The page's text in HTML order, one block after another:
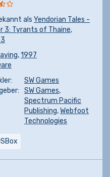
als Yendorian Tales -
3: Tyrants of Thaine,
,1997
SW Games
SW Games,
Spectrum Pacific
Publishing,Webfoot
Technologies